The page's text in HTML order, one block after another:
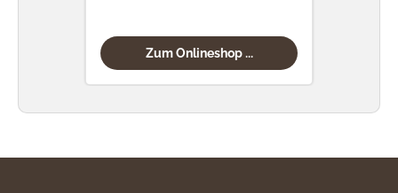
Zum Onlineshop ...